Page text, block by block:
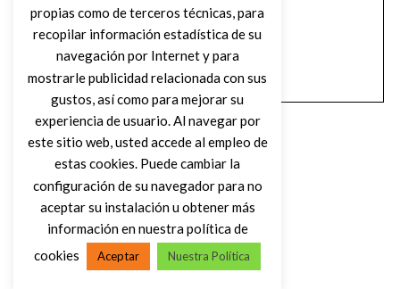
VOLVER AL INICIO
propias como de terceros técnicas, para
recopilar información estadística de su
navegación por Internet y para
mostrarle publicidad relacionada con sus
gustos, así como para mejorar su
experiencia de usuario. Al navegar por
este sitio web, usted accede al empleo de
estas cookies. Puede cambiar la
configuración de su navegador para no
aceptar su instalación u obtener más
información en nuestra política de
cookies
Aceptar Nuestra Política